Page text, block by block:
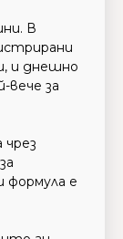
В
и днешно
вече за
чрез
формула е